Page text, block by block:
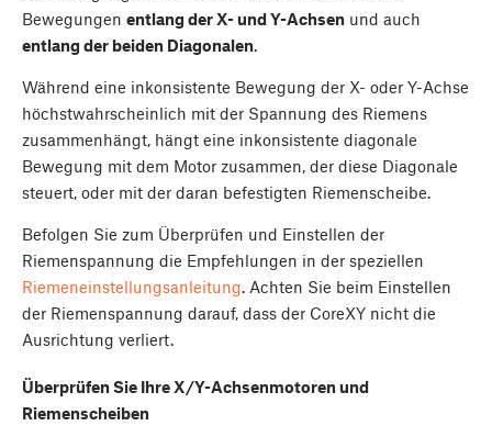
Bewegungen entlang der X- und Y-Achsen und auch
entlang der beiden Diagonalen.
Während eine inkonsistente Bewegung der X- oder Y-Achse
höchstwahrscheinlich mit der Spannung des Riemens
zusammenhängt, hängt eine inkonsistente diagonale
Bewegung mit dem Motor zusammen, der diese Diagonale
steuert, oder mit der daran befestigten Riemenscheibe.
Befolgen Sie zum Überprüfen und Einstellen der
Riemenspannung die Empfehlungen in der speziellen
Riemeneinstellungsanleitung. Achten Sie beim Einstellen
der Riemenspannung darauf, dass der CoreXY nicht die
Ausrichtung verliert.
Überprüfen Sie Ihre X/Y-Achsenmotoren und
Riemenscheiben